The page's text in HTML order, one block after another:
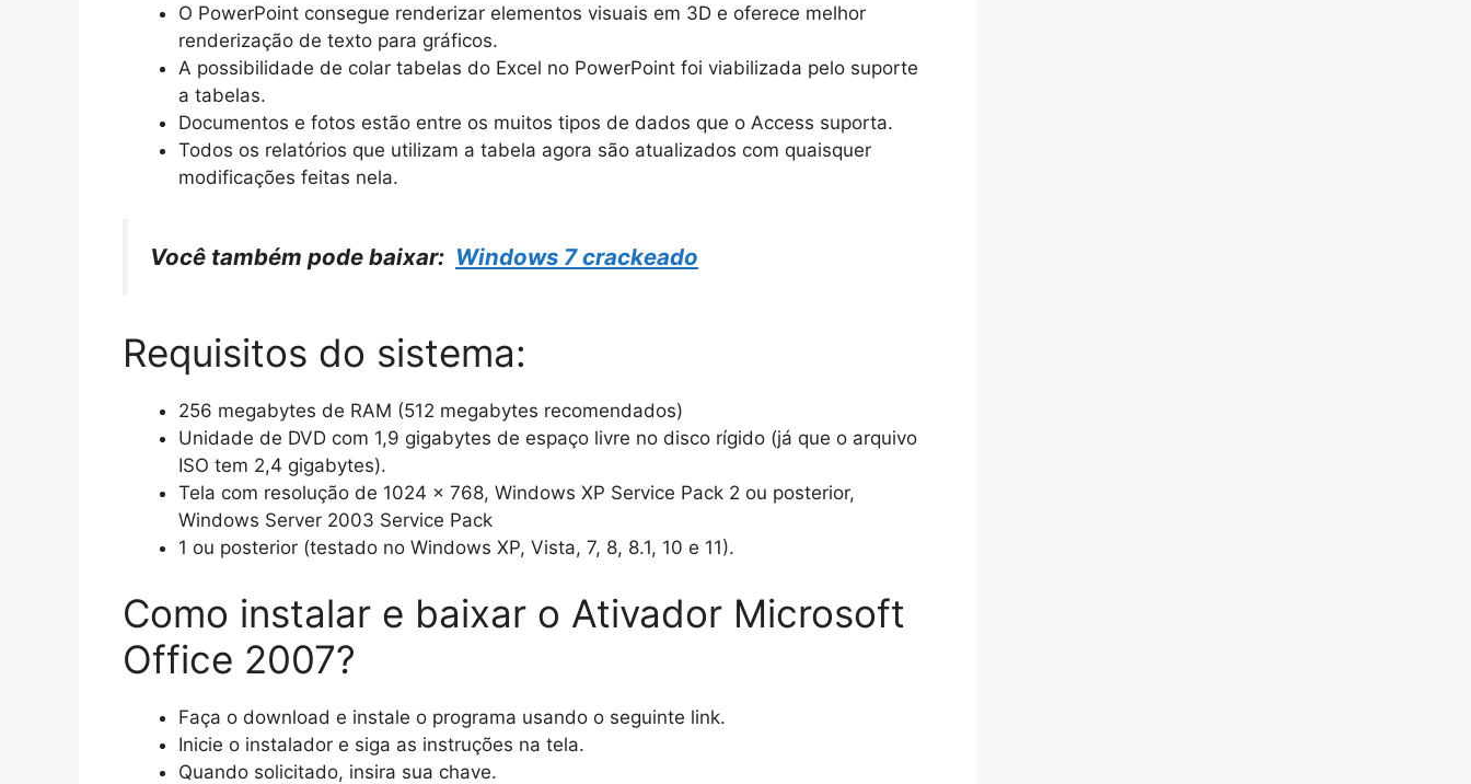
O PowerPoint consegue renderizar elementos visuais em 3D e oferece melhor
renderização de texto para gráficos.
A possibilidade de colar tabelas do Excel no PowerPoint foi viabilizada pelo suporte
a tabelas.
Documentos e fotos estão entre os muitos tipos de dados que o Access suporta.
Todos os relatórios que utilizam a tabela agora são atualizados com quaisquer
modificações feitas nela.
Você também pode baixar: Windows 7 crackeado
Requisitos do sistema:
256 megabytes de RAM (512 megabytes recomendados)
Unidade de DVD com 1,9 gigabytes de espaço livre no disco rígido (já que o arquivo
ISO tem 2,4 gigabytes).
Tela com resolução de 1024 x 768, Windows XP Service Pack 2 ou posterior,
Windows Server 2003 Service Pack
1 ou posterior (testado no Windows XP, Vista, 7, 8, 8.1, 10 e 11).
Como instalar e baixar o Ativador Microsoft
Office 2007?
Faça o download e instale o programa usando o seguinte link.
Inicie o instalador e siga as instruções na tela.
Quando solicitado, insira sua chave.